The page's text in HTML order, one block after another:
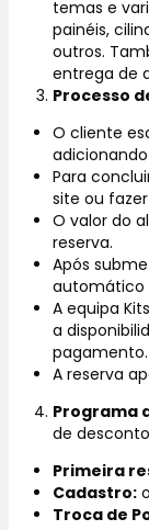
temas e
painéis,
outros.
entrega de
Processo
O cliente
Para
site ou
O valor do
reserva.
Após
automático
A equipa
a
pagamento.
A reserva
Programa
de
Primeira
Cadastro:
Troca de